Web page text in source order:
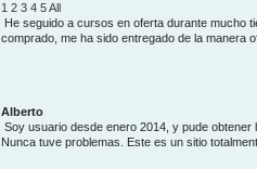
1 2 3 4 5All
He seguido a cursos en oferta durante mucho
comprado, me ha sido entregado de la manera
Alberto
Soy usuario desde enero 2014, y pude
Nunca tuve problemas. Este es un sitio